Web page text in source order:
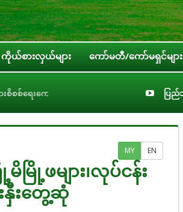
ကိုယ်စားလှယ်များ ကော်မတီ/ကော်မရှင်များ
ာင်စုအဆင့် အဖွဲ့အစည်းများ၊ ဝန်ကြီးဌာနများပြ
MY EN
ြို့ဖများ၊လုပ်ငန်း
းနှီးတွေ့ဆုံ